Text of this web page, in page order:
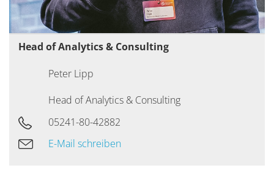
Head of Analytics & Consulting
Peter Lipp
Head of Analytics & Consulting
05241-80-42882
E-Mail schreiben